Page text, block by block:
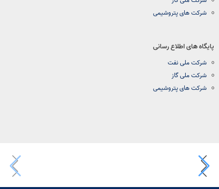
شرکت های پتروشیمی
پایگاه های اطلاع رسانی
شرکت ملی نفت
شرکت ملی گاز
شرکت های پتروشیمی